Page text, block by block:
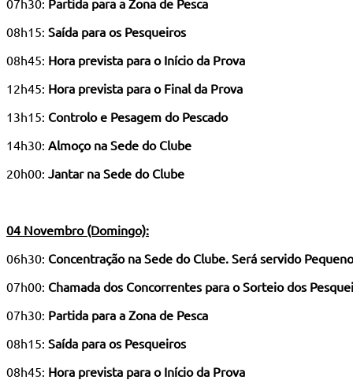
07h30: Partida para a Zona de Pesca
08h15: Saída para os Pesqueiros
08h45: Hora prevista para o Início da Prova
12h45: Hora prevista para o Final da Prova
13h15: Controlo e Pesagem do Pescado
14h30: Almoço na Sede do Clube
20h00: Jantar na Sede do Clube
04 Novembro (Domingo):
06h30: Concentração na Sede do Clube. Será servido
07h00: Chamada dos Concorrentes para o Sorteio dos
07h30: Partida para a Zona de Pesca
08h15: Saída para os Pesqueiros
08h45: Hora prevista para o Início da Prova